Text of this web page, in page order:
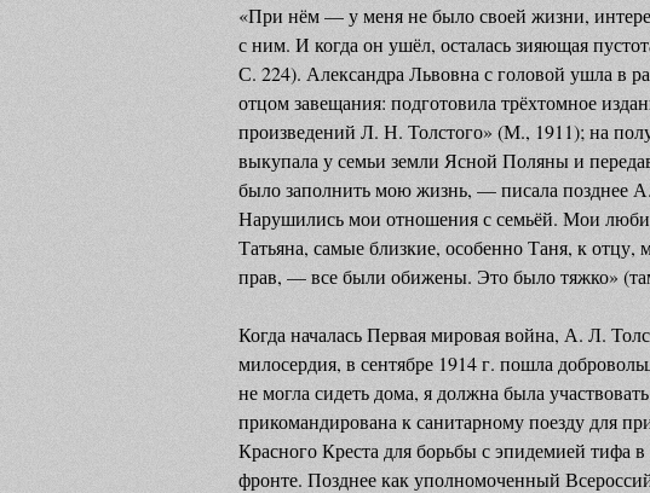
«При нём — у меня не было своей жизни,
с ним. И когда он ушёл, осталась зияющая
С. 224). Александра Львовна с головой ушла в
отцом завещания: подготовила трёхтомное
произведений Л. Н. Толстого» (М., 1911); на
выкупала у семьи земли Ясной Поляны и
было заполнить мою жизнь, — писала позднее
Нарушились мои отношения с семьёй. Мои
Татьяна, самые близкие, особенно Таня, к отцу,
прав, — все были обижены. Это было тяжко»
Когда началась Первая мировая война, А. Л.
милосердия, в сентябре 1914 г. пошла
не могла сидеть дома, я должна была
прикомандирована к санитарному поезду для
Красного Креста для борьбы с эпидемией тифа
фронте. Позднее как уполномоченный